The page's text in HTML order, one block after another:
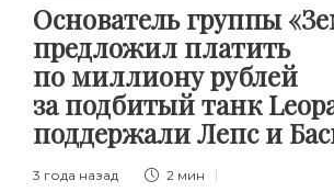
Основатель группы
предложил платить
по миллиону рублей
за подбитый танк
поддержали Лепс и
3 года назад 2 мин